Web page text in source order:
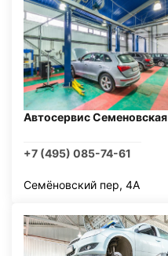
Автосервис Семеновская
+7 (495) 085-74-61
Семёновский пер, 4А